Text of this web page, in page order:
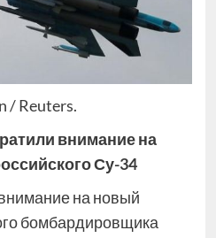
/ Reuters.
внимание на
Су-34
на новый
бомбардировщика